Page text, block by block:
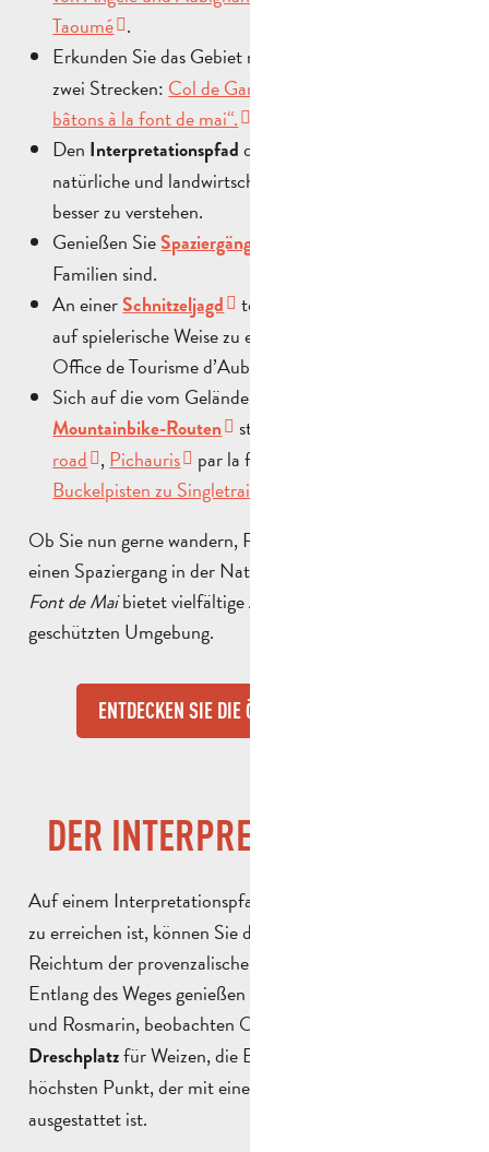
Taoumé .
Erkunden Sie das Gebiet mit
zwei Strecken:Col de Garlaban
bâtons à la font de mai“.
Den Interpretationspfad durchwandern, um das
natürliche und landwirtschaftliche Erbe des Gebiets
besser zu verstehen.
Genießen SieSpaziergänge mit Eseln
Familien sind.
An einerSchnitzeljagd
teilnehmen, um die Domäne
auf spielerische Weise zu entdecken (erhältlich beim
Office de Tourisme d’Aubagne).
Sich auf die vom Gelände aus zugänglichen
Mountainbike-Routen stürzen: la
road ,Pichauris
par la font de mai und von
Buckelpisten zu Singletrails
Ob Sie nun gerne wandern, Rad fahren oder einfach nur
einen Spaziergang in der Natur machen möchten, die
Font de Maibietet vielfältige Aktivitäten in einer
geschützten Umgebung.
ENTDECKEN SIE DIE ÖFFNUNGSZEITEN
DER INTERPRETATIONSPFAD
Auf einem Interpretationspfad, der in
zu erreichen ist, können Sie die Landschaft und den
Reichtum der provenzalischen Garrigue entdecken.
Entlang des Weges genießen Sie den Duft von Thymian
und Rosmarin, beobachten Obstbäume, den
Dreschplatzfür Weizen, die Bastide und erreichen einen
höchsten Punkt, der mit einem
ausgestattet ist.